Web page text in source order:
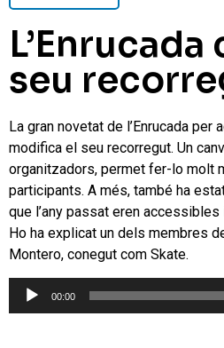
seu
La gran novetat de l’Enrucada per
modifica el seu recorregut. Un
organitzadors, permet fer-lo molt
participants. A més, també ha
que l’any passat eren accessibles
Ho ha explicat un dels membres
Montero, conegut com Skate.
Reproductor
00:00